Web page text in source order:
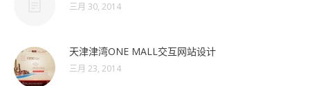
三月 30, 2014
天津津湾ONE MALL交互网站设计
三月 23, 2014